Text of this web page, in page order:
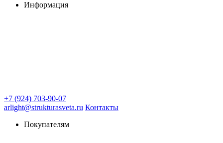
Информация
+7 (924) 703-90-07
arlight@strukturasveta.ru Контакты
Покупателям